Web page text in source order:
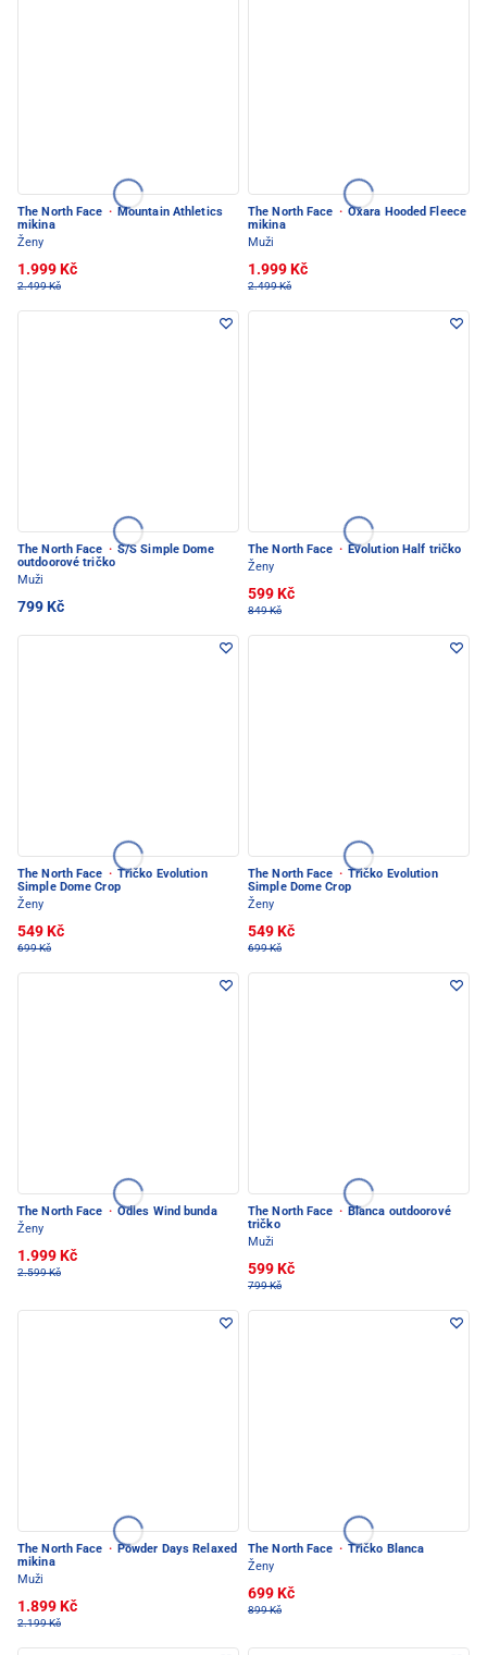
The North Face · Mountain Athletics
mikina
Ženy
1.999 Kč
2.499 Kč
The North Face · Oxara Hooded Fleece
mikina
Muži
1.999 Kč
2.499 Kč
The North Face · S/S Simple Dome
outdoorové tričko
Muži
799 Kč
The North Face · Evolution Half tričko
Ženy
599 Kč
849 Kč
The North Face · Tričko Evolution
Simple Dome Crop
Ženy
549 Kč
699 Kč
The North Face · Tričko Evolution
Simple Dome Crop
Ženy
549 Kč
699 Kč
The North Face · Odles Wind bunda
Ženy
1.999 Kč
2.599 Kč
The North Face · Blanca outdoorové
tričko
Muži
599 Kč
799 Kč
The North Face · Powder Days Relaxed
mikina
Muži
1.899 Kč
2.199 Kč
The North Face · Tričko Blanca
Ženy
699 Kč
899 Kč